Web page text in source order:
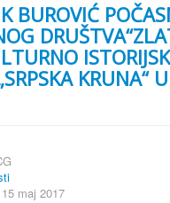
BUROVIĆ
KRUNA“ U
maj 2017